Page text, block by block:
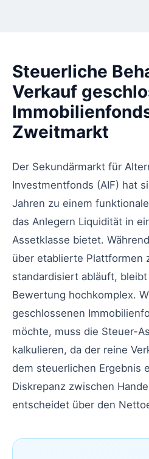
Steuerliche
Verkauf
Zweitmarkt
Der Sekundärmarkt für
Investmentfonds (AIF) hat
Jahren zu einem
das Anlegern Liquidität in
Assetklasse bietet.
über etablierte Plattformen
standardisiert abläuft,
Bewertung hochkomplex.
geschlossenen
möchte, muss die Steuer-
kalkulieren, da der reine
dem steuerlichen Ergebnis
Diskrepanz zwischen
entscheidet über den